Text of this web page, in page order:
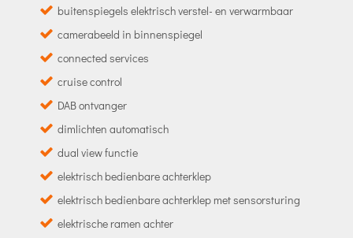
buitenspiegels elektrisch verstel- en verwarmbaar
camerabeeld in binnenspiegel
connected services
cruise control
DAB ontvanger
dimlichten automatisch
dual view functie
elektrisch bedienbare achterklep
elektrisch bedienbare achterklep met sensorsturing
elektrische ramen achter